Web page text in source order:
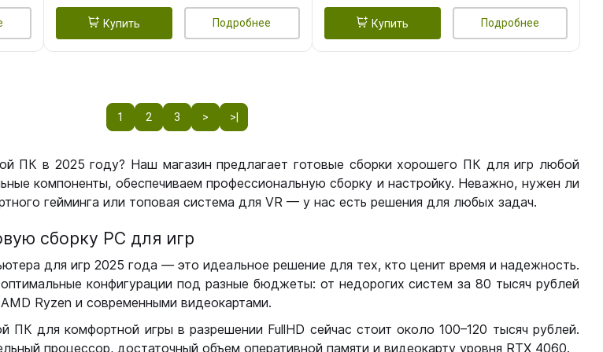
Купить Подробнее Купить Подробнее
1 2 3 > >|
ПК в 2025 году? Наш магазин предлагает готовые сборки хорошего ПК для игр любой
компоненты, обеспечиваем профессиональную сборку и настройку. Неважно, нужен ли
гейминга или топовая система для VR — у нас есть решения для любых задач.
сборку РС для игр
для игр 2025 года — это идеальное решение для тех, кто ценит время и надежность.
конфигурации под разные бюджеты: от недорогих систем за 80 тысяч рублей
Ryzen и современными видеокартами.
ПК для комфортной игры в разрешении FullHD сейчас стоит около 100–120 тысяч рублей.
процессор, достаточный объем оперативной памяти и видеокарту уровня RTX 4060.